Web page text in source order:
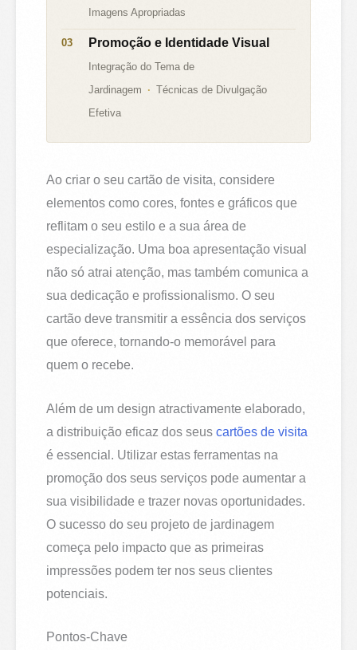
Imagens Apropriadas
Promoção e Identidade Visual
Integração do Tema de
Jardinagem
Técnicas de Divulgação
Efetiva
Ao criar o seu cartão de visita, considere
elementos como cores, fontes e gráficos que
reflitam o seu estilo e a sua área de
especialização. Uma boa apresentação visual
não só atrai atenção, mas também comunica a
sua dedicação e profissionalismo. O seu
cartão deve transmitir a essência dos serviços
que oferece, tornando-o memorável para
quem o recebe.
Além de um design atractivamente elaborado,
a distribuição eficaz dos seuscartões de visita
é essencial. Utilizar estas ferramentas na
promoção dos seus serviços pode aumentar a
sua visibilidade e trazer novas oportunidades.
O sucesso do seu projeto de jardinagem
começa pelo impacto que as primeiras
impressões podem ter nos seus clientes
potenciais.
Pontos-Chave